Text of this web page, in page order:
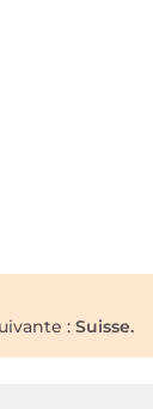
: Suisse.